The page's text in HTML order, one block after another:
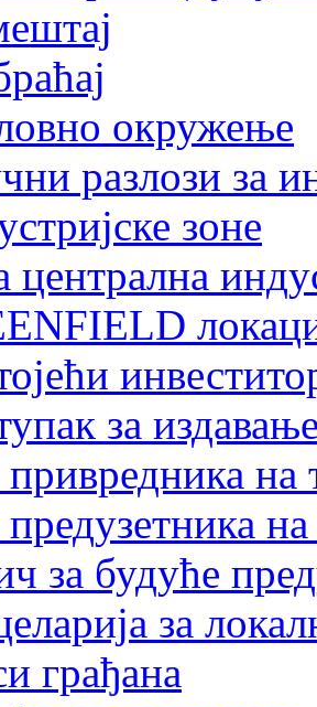
окружење
разлози за
зоне
централна
за
привредника
предузетника
за будуће
за
грађана